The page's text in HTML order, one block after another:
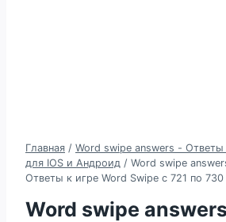
Главная / Word swipe answers - Ответы
для IOS и Андроид / Word swipe
Ответы к игре Word Swipe с 721 по 730
Word swipe